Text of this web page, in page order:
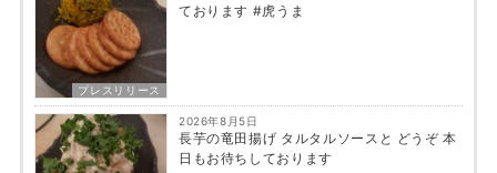
プレスリリース
ております #虎うま
2026年8月5日
長芋の竜田揚げ タルタルソースと どうぞ 本
日もお待ちしております